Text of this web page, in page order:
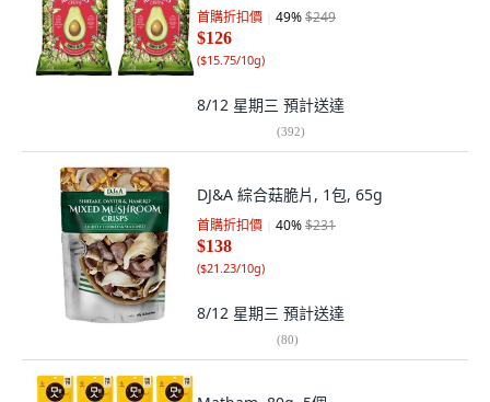
首購折扣價 49%$249
$126
($15.75/10g)
8/12 星期三 預計送達
(392)
DJ&A 綜合菇脆片, 1包, 65g
首購折扣價 40%$231
$138
($21.23/10g)
8/12 星期三 預計送達
(80)